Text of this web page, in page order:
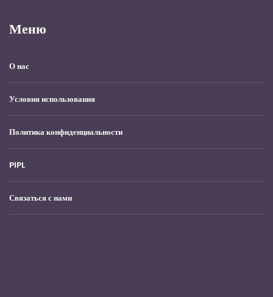
Меню
О нас
Условия использования
Политика конфиденциальности
PIPL
Связаться с нами